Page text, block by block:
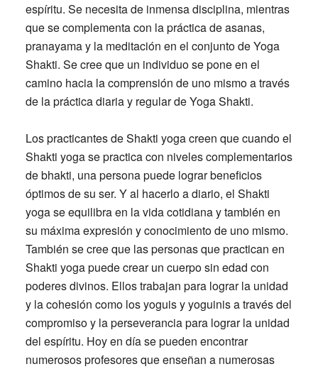
espíritu. Se necesita de inmensa disciplina, mientras
que se complementa con la práctica de asanas,
pranayama y la meditación en el conjunto de Yoga
Shakti. Se cree que un individuo se pone en el
camino hacia la comprensión de uno mismo a través
de la práctica diaria y regular de Yoga Shakti.
Los practicantes de Shakti yoga creen que cuando el
Shakti yoga se practica con niveles complementarios
de bhakti, una persona puede lograr beneficios
óptimos de su ser. Y al hacerlo a diario, el Shakti
yoga se equilibra en la vida cotidiana y también en
su máxima expresión y conocimiento de uno mismo.
También se cree que las personas que practican en
Shakti yoga puede crear un cuerpo sin edad con
poderes divinos. Ellos trabajan para lograr la unidad
y la cohesión como los yoguis y yoguinis a través del
compromiso y la perseverancia para lograr la unidad
del espíritu. Hoy en día se pueden encontrar
numerosos profesores que enseñan a numerosas